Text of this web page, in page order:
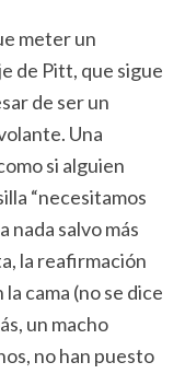
meter un
de Pitt, que sigue
de ser un
Una
si alguien
“necesitamos
nada salvo más
la reafirmación
cama (no se dice
un macho
no han puesto